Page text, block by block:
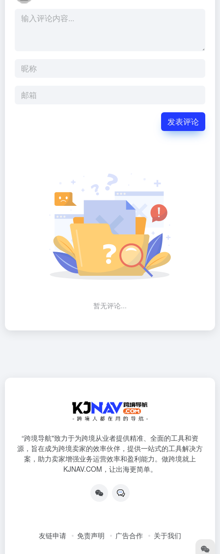
发表评论
暂无评论...
“跨境导航"致力于为跨境从业者提供精准、全面的工具和资
源，旨在成为跨境卖家的效率伙伴，提供一站式的工具解决方
案，助力卖家增强业务运营效率和盈利能力。做跨境就上
KJNAV.COM，让出海更简单。
友链申请 免责声明 广告合作 关于我们